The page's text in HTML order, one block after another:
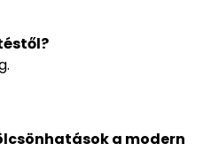
a modern